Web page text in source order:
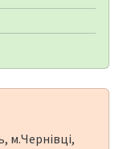
м.Чернівці,